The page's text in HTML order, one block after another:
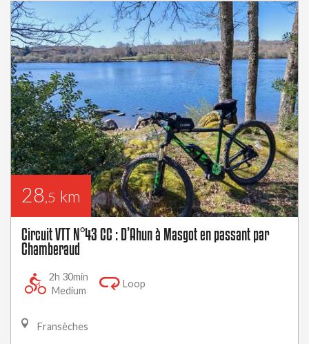
28,5 km
Circuit VTT N°43 CC : D’Ahun à Masgot en passant par
Chamberaud
2h 30min
Medium
Loop
Fransèches